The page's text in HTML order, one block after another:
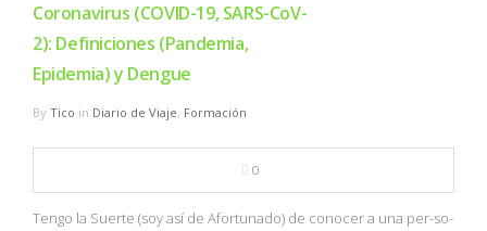
FIBA
OTROS
Coronavirus (COVID-19, SARS-CoV-
2): Definiciones (Pandemia,
Epidemia) y Dengue
By Tico in Diario de Viaje, Formación
0
Tengo la Suerte (soy así de Afortunado) de conocer a una per-so-